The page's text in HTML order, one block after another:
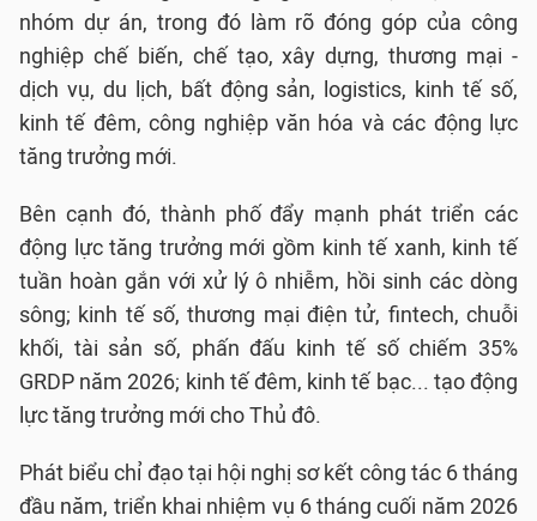
nhóm dự án, trong đó làm rõ đóng góp của công
nghiệp chế biến, chế tạo, xây dựng, thương mại -
dịch vụ, du lịch, bất động sản, logistics, kinh tế số,
kinh tế đêm, công nghiệp văn hóa và các động lực
tăng trưởng mới.
Bên cạnh đó, thành phố đẩy mạnh phát triển các
động lực tăng trưởng mới gồm kinh tế xanh, kinh tế
tuần hoàn gắn với xử lý ô nhiễm, hồi sinh các dòng
sông; kinh tế số, thương mại điện tử, fintech, chuỗi
khối, tài sản số, phấn đấu kinh tế số chiếm 35%
GRDP năm 2026; kinh tế đêm, kinh tế bạc... tạo động
lực tăng trưởng mới cho Thủ đô.
Phát biểu chỉ đạo tại hội nghị sơ kết công tác 6 tháng
đầu năm, triển khai nhiệm vụ 6 tháng cuối năm 2026